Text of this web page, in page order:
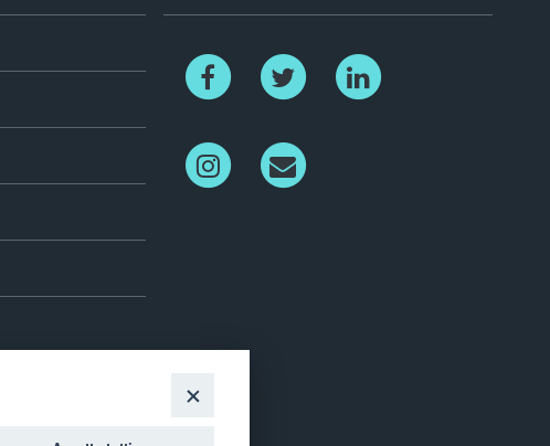
Facebook Twitter
Instagram